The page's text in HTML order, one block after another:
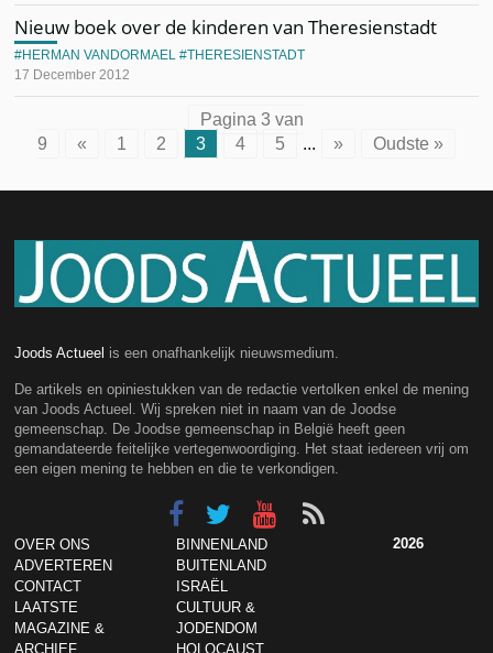
Nieuw boek over de kinderen van Theresienstadt
17 December 2012
HERMAN VANDORMAEL THERESIENSTADT
Pagina 3 van
9
« 1 2 3 4 5 ... » Oudste »
Joods Actueel is een onafhankelijk nieuwsmedium.
De artikels en opiniestukken van de redactie vertolken enkel de mening
van Joods Actueel. Wij spreken niet in naam van de Joodse
gemeenschap. De Joodse gemeenschap in België heeft geen
gemandateerde feitelijke vertegenwoordiging. Het staat iedereen vrij om
een eigen mening te hebben en die te verkondigen.
OVER ONS
ADVERTEREN
CONTACT
LAATSTE
MAGAZINE &
ARCHIEF
BINNENLAND
BUITENLAND
ISRAËL
CULTUUR &
JODENDOM
HOLOCAUST
2026